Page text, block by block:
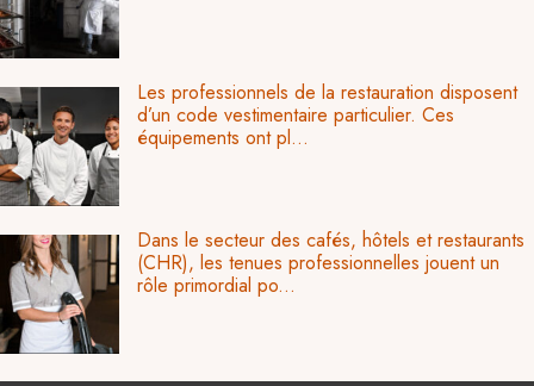
Les professionnels de la restauration disposent
d’un code vestimentaire particulier. Ces
équipements ont pl...
Dans le secteur des cafés, hôtels et restaurants
(CHR), les tenues professionnelles jouent un
rôle primordial po...